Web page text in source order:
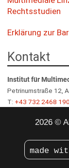
Erklärung zur
Kontakt
Institut für
Petrinumstraße 12,
T: +43 732 2468
2026 ©
made